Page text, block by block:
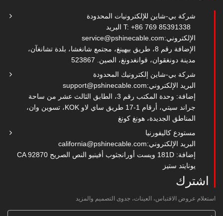
شركة بي-شاين للإلكترونيات المحدودة
T: +86 769 85391338 البريد
الإلكتروني:service@pshinecable.com
الإضافة رقم 8، طريق بيهينغ، مجتمع شانغشا، بلدة تشانغآن،
مدينة دونغقوان، قوانغدونغ، الصين. 523867
شركة بي-شاين إلكترونيك المحدودة
البريد الإلكتروني:support@pshinecable.com
إضافة: وحدة المكتب رقم 3، الطابق الثالث عشر من ساحة
جراند سيتي، أرقام 1-17 طريق ساي لاو KOK، تسوين وان،
المناطق الجديدة، هونغ كونغ
مستودع كاليفورنيا
البريد الإلكتروني:california@pshinecable.com
إضافة: 181D ويست أورانجثوب أفينيو النص الصريح CA 92870
يونايتد ستيز
اشترك
استعلام عروض الاقتباس، العينات، جدوى التصميم والمزيد